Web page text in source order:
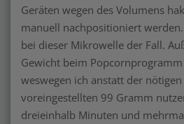
Geräten wegen des Volumens
manuell nachpositioniert
bei dieser Mikrowelle der Fall.
Gewicht beim
weswegen ich anstatt der
voreingestellten 99 Gramm
dreieinhalb Minuten und